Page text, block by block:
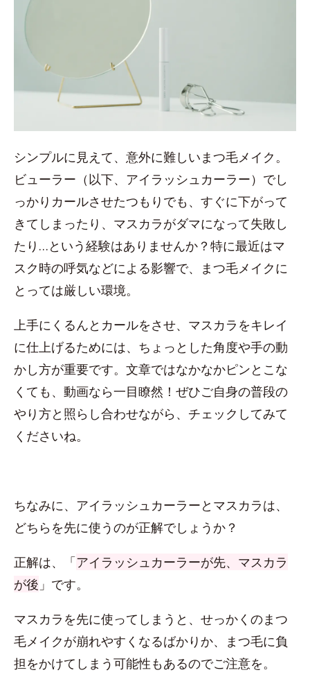
シンプルに見えて、意外に難しいまつ毛メイク。
ビューラー（以下、アイラッシュカーラー）でし
っかりカールさせたつもりでも、すぐに下がって
きてしまったり、マスカラがダマになって失敗し
たり…という経験はありませんか？特に最近はマ
スク時の呼気などによる影響で、まつ毛メイクに
とっては厳しい環境。
上手にくるんとカールをさせ、マスカラをキレイ
に仕上げるためには、ちょっとした角度や手の動
かし方が重要です。文章ではなかなかピンとこな
くても、動画なら一目瞭然！ぜひご自身の普段の
やり方と照らし合わせながら、チェックしてみて
くださいね。
ちなみに、アイラッシュカーラーとマスカラは、
どちらを先に使うのが正解でしょうか？
正解は、「アイラッシュカーラーが先、マスカラ
が後 」です。
マスカラを先に使ってしまうと、せっかくのまつ
毛メイクが崩れやすくなるばかりか、まつ毛に負
担をかけてしまう可能性もあるのでご注意を。